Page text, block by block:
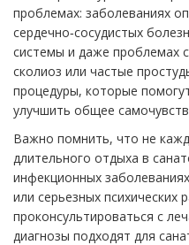
проблемах: заболеваниях
сердечно‑сосудистых
системы и даже проблемах
сколиоз или частые
процедуры, которые
улучшить общее
Важно помнить, что не
длительного отдыха в
инфекционных
или серьезных психических
проконсультироваться с
диагнозы подходят для